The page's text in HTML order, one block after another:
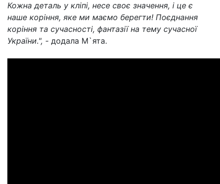
Кожна деталь у кліпі, несе своє значення, і це є
наше коріння, яке ми маємо берегти! Поєднання
коріння та сучасності, фантазії на тему сучасної
України.", - додала М`ята.